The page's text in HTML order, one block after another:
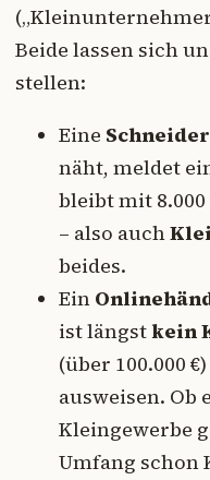
Beide lassen sich
stellen:
Eine
näht, meldet
bleibt mit
– also auch
beides.
Ein
ist längstkein
(über 100.000
ausweisen. Ob
Kleingewerbe
Umfang schon